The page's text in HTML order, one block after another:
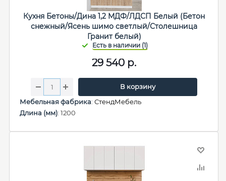
Кухня Бетоны/Дина 1,2 МДФ/ЛДСП Белый (Бетон
снежный/Ясень шимо светлый/Столешница
Гранит белый)
29 540 р.
В корзину
Мебельная фабрика: СтендМебель
Длина (мм): 1200